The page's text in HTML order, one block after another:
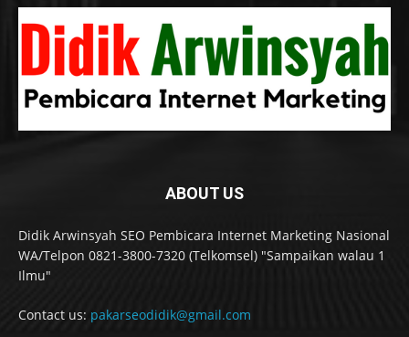
ABOUT US
Didik Arwinsyah SEO Pembicara Internet Marketing Nasional
WA/Telpon 0821-3800-7320 (Telkomsel) "Sampaikan walau 1
Ilmu"
Contact us: pakarseodidik@gmail.com